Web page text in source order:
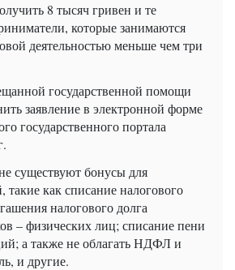
8 тысяч гривен и те
которые занимаются
деятельностью меньше чем три
государственной помощи
заявление в электронной форме
государственного портала
существуют бонусы для
такие как списание налогового
налогового долга
– физических лиц; списание пени
а также не облагать НДФЛ и
и другие.